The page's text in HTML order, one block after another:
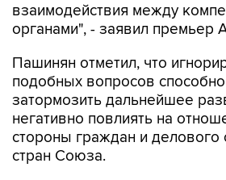
взаимодействия между
органами", - заявил премьер
Пашинян отметил, что
подобных вопросов
затормозить дальнейшее
негативно повлиять на
стороны граждан и делового
стран Союза.